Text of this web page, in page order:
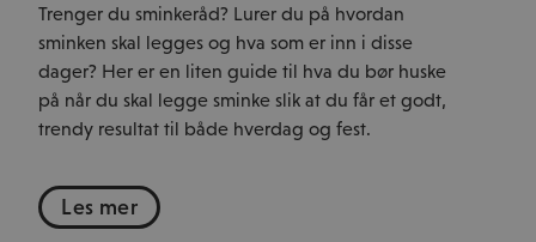
Trenger du sminkeråd? Lurer du på hvordan
sminken skal legges og hva som er inn i disse
dager? Her er en liten guide til hva du bør huske
på når du skal legge sminke slik at du får et godt,
trendy resultat til både hverdag og fest.
Les mer